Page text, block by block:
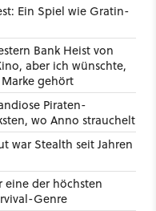
Ein Spiel wie Gratin-
Bank Heist von
aber ich wünschte,
gehört
Piraten-
wo Anno strauchelt
war Stealth seit Jahren
eine der höchsten
Genre